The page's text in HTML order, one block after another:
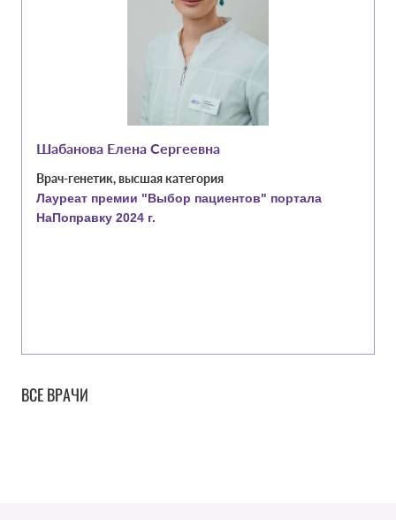
Шабанова Елена Сергеевна
Врач-генетик, высшая категория
Лауреат премии "Выбор пациентов" портала
НаПоправку 2024 г.
ВСЕ ВРАЧИ